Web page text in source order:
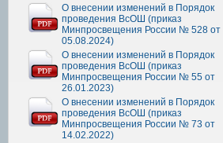
О внесении изменений в Порядок
проведения ВсОШ (приказ
Минпросвещения России № 528 от
05.08.2024)
О внесении изменений в Порядок
проведения ВсОШ (приказ
Минпросвещения России № 55 от
26.01.2023)
О внесении изменений в Порядок
проведения ВсОШ (приказ
Минпросвещения России № 73 от
14.02.2022)